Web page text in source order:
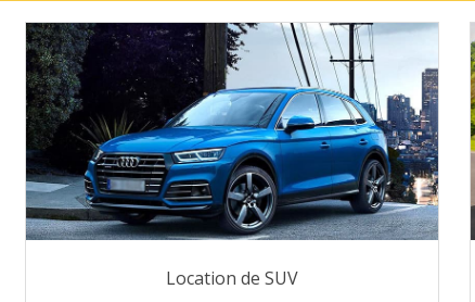
Location de SUV